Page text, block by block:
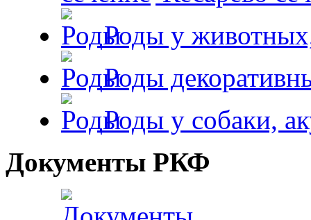
Роды у
Роды
Роды у собаки,
Документы РКФ